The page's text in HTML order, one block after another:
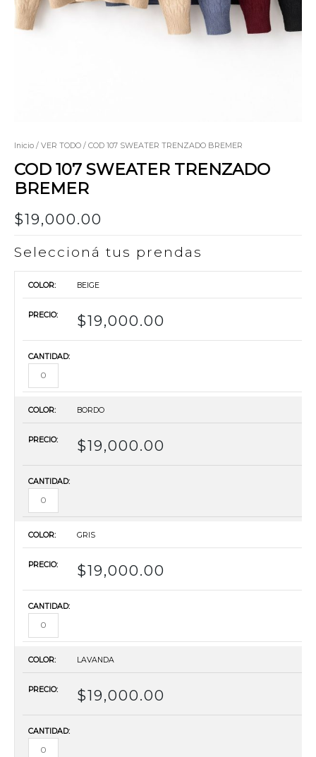
Inicio / VER TODO / COD 107 SWEATER TRENZADO BREMER
COD 107 SWEATER TRENZADO
BREMER
$19,000.00
Seleccioná tus prendas
BEIGE
$19,000.00
BORDO
$19,000.00
GRIS
$19,000.00
LAVANDA
$19,000.00